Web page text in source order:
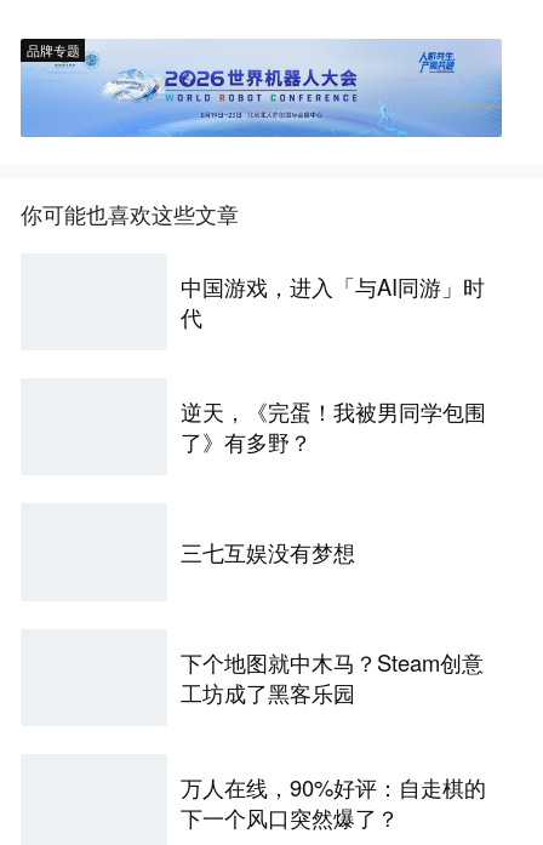
品牌专题
你可能也喜欢这些文章
中国游戏，进入「与AI同游」时
代
逆天，《完蛋！我被男同学包围
了》有多野？
三七互娱没有梦想
下个地图就中木马？Steam创意
工坊成了黑客乐园
万人在线，90%好评：自走棋的
下一个风口突然爆了？